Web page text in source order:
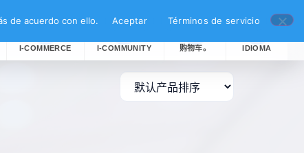
I-COMMERCE I-COMMUNITY 购物车。 IDIOMA
de acuerdo con ello. Aceptar Términos de servicio